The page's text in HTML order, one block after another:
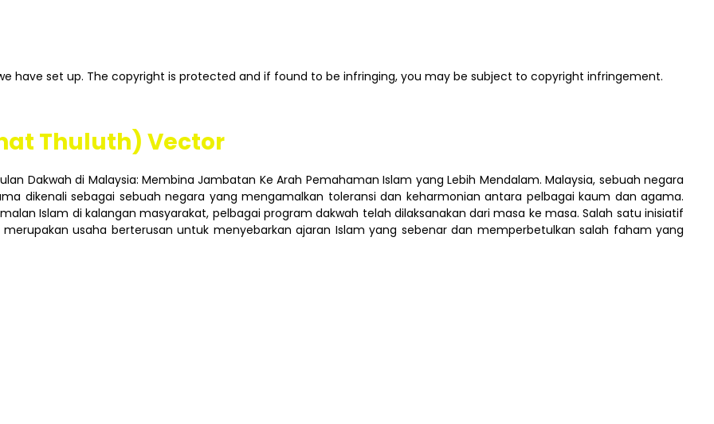
have set up. The copyright is protected and if found to be infringing, you may be subject to copyright infringement.
Thuluth) Vector
Dakwah di Malaysia: Membina Jambatan Ke Arah Pemahaman Islam yang Lebih Mendalam. Malaysia, sebuah negara
dikenali sebagai sebuah negara yang mengamalkan toleransi dan keharmonian antara pelbagai kaum dan agama.
Islam di kalangan masyarakat, pelbagai program dakwah telah dilaksanakan dari masa ke masa. Salah satu inisiatif
usaha berterusan untuk menyebarkan ajaran Islam yang sebenar dan memperbetulkan salah faham yang